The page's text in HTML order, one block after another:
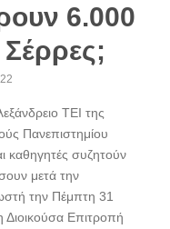
6.000
Σέρρες;
ΤΕΙ της
Πανεπιστημίου
καθηγητές συζητούν
μετά την
την Πέμπτη 31
Επιτροπή